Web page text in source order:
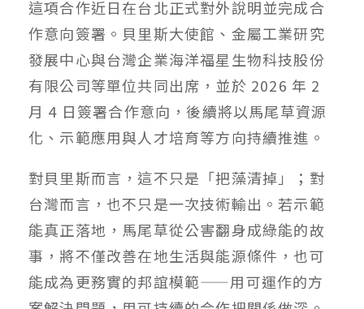
這項合作近日在台北正式對外說明並完成合
作意向簽署。貝里斯大使館、金屬工業研究
發展中心與台灣企業海洋福星生物科技股份
有限公司等單位共同出席，並於 2026 年 2
月 4 日簽署合作意向，後續將以馬尾草資源
化、示範應用與人才培育等方向持續推進。
對貝里斯而言，這不只是「把藻清掉」；對
台灣而言，也不只是一次技術輸出。若示範
能真正落地，馬尾草從公害翻身成綠能的故
事，將不僅改善在地生活與能源條件，也可
能成為更務實的邦誼模範——用可運作的方